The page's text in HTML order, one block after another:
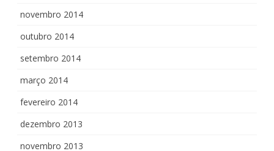
novembro 2014
outubro 2014
setembro 2014
março 2014
fevereiro 2014
dezembro 2013
novembro 2013